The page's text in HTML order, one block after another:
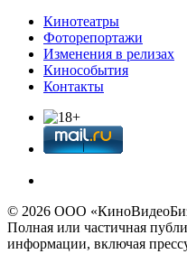
Кинотеатры
Фоторепортажи
Изменения в релизах
Кинособытия
Контакты
© 2026 OOО
Полная или частичная
информации, включая